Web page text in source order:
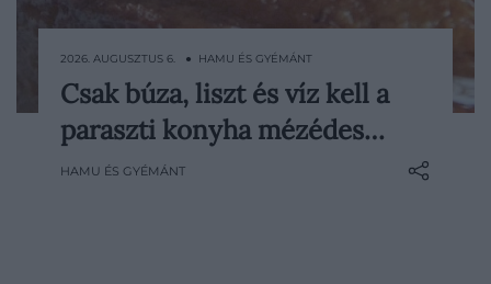
A csíramálé hozzáadott cukor nélkül is
intenzíven édes, enyhén malátás ízű
sütemény, amelynek titka a többnapos
2026. AUGUSZTUS 6. ● HAMU ÉS GYÉMÁNT
Csak búza, liszt és víz kell a
paraszti konyha mézédes…
HAMU ÉS GYÉMÁNT